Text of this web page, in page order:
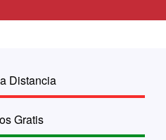
Distancia
Gratis